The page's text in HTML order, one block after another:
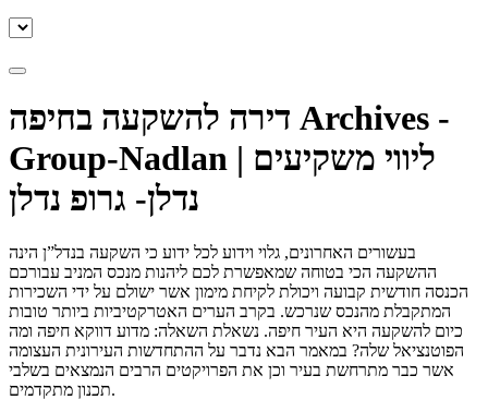
דירה להשקעה בחיפה Archives -
Group-Nadlan | ליווי משקיעים
נדלן- גרופ נדלן
בעשורים האחרונים, גלוי וידוע לכל ידוע כי השקעה בנדל”ן הינה
ההשקעה הכי בטוחה שמאפשרת לכם ליהנות מנכס המניב עבורכם
הכנסה חודשית קבועה ויכולת לקיחת מימון אשר ישולם על ידי השכירות
המתקבלת מהנכס שנרכש. בקרב הערים האטרקטיביות ביותר טובות
כיום להשקעה היא העיר חיפה. נשאלת השאלה: מדוע דווקא חיפה ומה
הפוטנציאל שלה? במאמר הבא נדבר על ההתחדשות העירונית העצומה
אשר כבר מתרחשת בעיר וכן את הפרויקטים הרבים הנמצאים בשלבי
תכנון מתקדמים.